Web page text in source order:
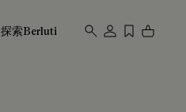
探索Berluti